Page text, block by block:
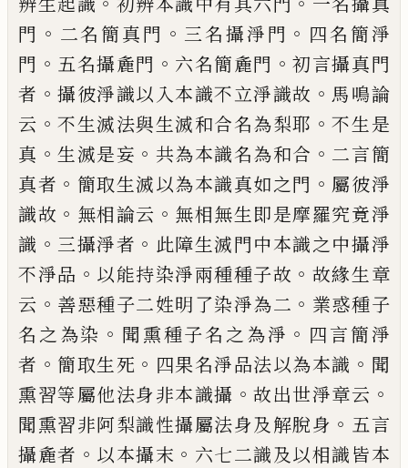
門 。 二名 簡真門 。 三名攝淨門 。 四名簡淨
門 。 五名攝麁門 。 六名簡麁門 。初言攝真門
者 。攝彼淨識以 入本識不立淨識故 。 馬鳴論
云 。不生滅法與生滅和合名為梨耶 。不生是
真 。生滅是妄 。 共為本識名為和合 。 二言簡
真者 。 簡取生滅以為本識真如之門 。 屬彼淨
識故 。 無相論云 。 無相無生即是摩羅究竟淨
識 。 三攝淨者 。 此障生滅門中本識之中攝淨
不淨品 。 以能持染淨兩種種子故 。 故緣生章
云 。 善惡種子二姓明了染淨為二 。 業惑種子
名之為染 。 聞熏種子名之為淨 。 四言簡淨
者 。 簡取生死 。 四果名淨品法以為本識 。 聞
熏習等屬他法身非本識攝 。故出世淨章云 。
聞熏習非阿梨識性攝屬法身及解脫身 。 五言
攝麁者 。 以本攝末 。 六七二識及以相識皆本